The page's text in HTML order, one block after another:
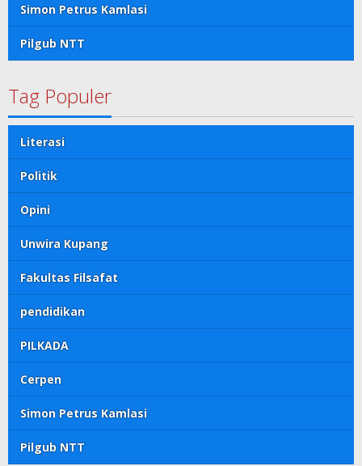
Simon Petrus Kamlasi
Pilgub NTT
Tag Populer
Literasi
Politik
Opini
Unwira Kupang
Fakultas Filsafat
pendidikan
PILKADA
Cerpen
Simon Petrus Kamlasi
Pilgub NTT